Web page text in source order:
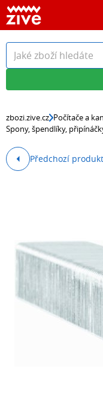
zbozi.zive.cz Počítače a
Spony, špendlíky,
Předchozí produkt